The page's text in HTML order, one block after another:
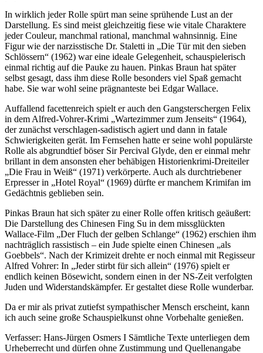
In wirklich jeder Rolle spürt man seine sprühende Lust an der
Darstellung. Es sind meist gleichzeitig fiese wie vitale Charaktere
jeder Couleur, manchmal rational, manchmal wahnsinnig. Eine
Figur wie der narzisstische Dr. Staletti in „Die Tür mit den sieben
Schlössern“ (1962) war eine ideale Gelegenheit, schauspielerisch
einmal richtig auf die Pauke zu hauen. Pinkas Braun hat später
selbst gesagt, dass ihm diese Rolle besonders viel Spaß gemacht
habe. Sie war wohl seine prägnanteste bei Edgar Wallace.
Auffallend facettenreich spielt er auch den Gangsterschergen Felix
in dem Alfred-Vohrer-Krimi „Wartezimmer zum Jenseits“ (1964),
der zunächst verschlagen-sadistisch agiert und dann in fatale
Schwierigkeiten gerät. Im Fernsehen hatte er seine wohl populärste
Rolle als abgrundtief böser Sir Percival Glyde, den er einmal mehr
brillant in dem ansonsten eher behäbigen Historienkrimi-Dreiteiler
„Die Frau in Weiß“ (1971) verkörperte. Auch als durchtriebener
Erpresser in „Hotel Royal“ (1969) dürfte er manchem Krimifan im
Gedächtnis geblieben sein.
Pinkas Braun hat sich später zu einer Rolle offen kritisch geäußert:
Die Darstellung des Chinesen Fing Su in dem missglückten
Wallace-Film „Der Fluch der gelben Schlange“ (1962) erschien ihm
nachträglich rassistisch – ein Jude spielte einen Chinesen „als
Goebbels“. Nach der Krimizeit drehte er noch einmal mit Regisseur
Alfred Vohrer: In „Jeder stirbt für sich allein“ (1976) spielt er
endlich keinen Bösewicht, sondern einen in der NS-Zeit verfolgten
Juden und Widerstandskämpfer. Er gestaltet diese Rolle wunderbar.
Da er mir als privat zutiefst sympathischer Mensch erscheint, kann
ich auch seine große Schauspielkunst ohne Vorbehalte genießen.
Verfasser: Hans-Jürgen Osmers I Sämtliche Texte unterliegen dem
Urheberrecht und dürfen ohne Zustimmung und Quellenangabe